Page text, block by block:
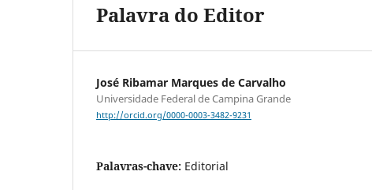
Palavra do Editor
José Ribamar Marques de Carvalho
Universidade Federal de Campina Grande
http://orcid.org/0000-0003-3482-9231
Palavras-chave: Editorial